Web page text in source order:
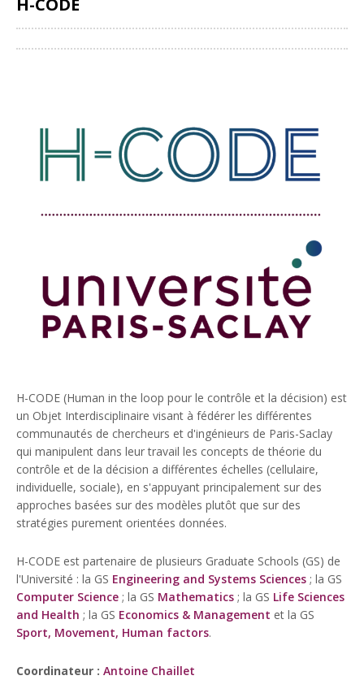
H-CODE
H-CODE (Human in the loop pour le contrôle et la décision) est
un Objet Interdisciplinaire visant à fédérer les différentes
communautés de chercheurs et d'ingénieurs de Paris-Saclay
qui manipulent dans leur travail les concepts de théorie du
contrôle et de la décision a différentes échelles (cellulaire,
individuelle, sociale), en s'appuyant principalement sur des
approches basées sur des modèles plutôt que sur des
stratégies purement orientées données.
H-CODE est partenaire de plusieurs Graduate Schools (GS) de
l'Université : la GS Engineering and Systems Sciences ; la GS
Computer Science ; la GS Mathematics ; la GS Life Sciences
and Health ; la GS Economics & Management et la GS
Sport, Movement, Human factors.
Coordinateur : Antoine Chaillet